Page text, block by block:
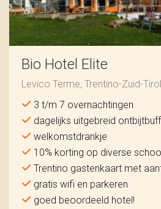
Bio Hotel Elite
Levico Terme, Trentino-Zuid-
3 t/m 7 overnachtingen
dagelijks uitgebreid
welkomstdrankje
10% korting op diverse
Trentino gastenkaart met
gratis wifi en parkeren
goed beoordeeld hotel!